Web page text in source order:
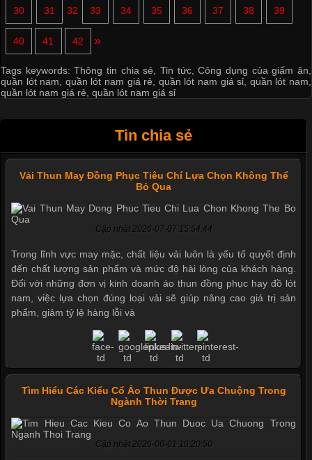
30 31 32 33 34 35 36 37 38 39
40 41 42 »
Tags keywords:Thông tin chia sẻ ,Tin tức,Công dụng của giấm ăn
quần lót nam
quần lót nam giá rẻ quần lót nam giá sỉ quần lót nam
quần lót nam giá rẻ quần lót nam giá sỉ
Tin chia sẻ
Vải Thun May Đồng Phục Tiêu Chí Lựa Chọn Không Thể
Bỏ Qua
Cập nhật 2026-07-07 15:54:44
Trong lĩnh vực may mặc, chất liệu vải luôn là yếu tố quyết định
đến chất lượng sản phẩm và mức độ hài lòng của khách hàng.
Đối với những đơn vị kinh doanh áo thun đồng phục hay đồ lót
nam, việc lựa chọn đúng loại vải sẽ giúp nâng cao giá trị sản
phẩm, giảm tỷ lệ hàng lỗi và
Tìm Hiểu Các Kiểu Cổ Áo Thun Được Ưa Chuộng Trong
Ngành Thời Trang
Cập nhật 2026-06-01 16:20:50